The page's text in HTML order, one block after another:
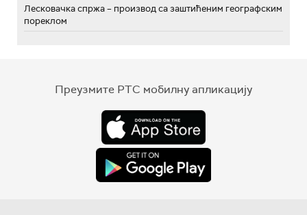
Лесковачка спржа – производ са заштићеним географским
пореклом
Преузмите РТС мобилну апликацију